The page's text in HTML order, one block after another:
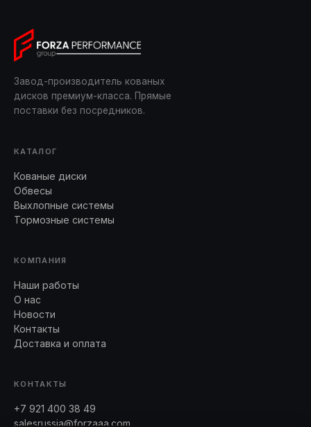
Завод-производитель кованых
дисков премиум-класса. Прямые
поставки без посредников.
КАТАЛОГ
Кованые диски
Обвесы
Выхлопные системы
Тормозные системы
КОМПАНИЯ
Наши работы
О нас
Новости
Контакты
Доставка и оплата
КОНТАКТЫ
+7 921 400 38 49
salesrussia@forzaaa.com